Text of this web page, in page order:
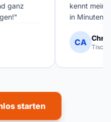
ganz
kennt
in Minuten
CA
starten